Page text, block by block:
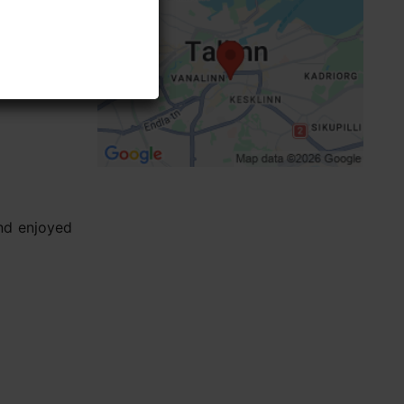
Fookus/ piirkond: Vanalinn
enjoyed